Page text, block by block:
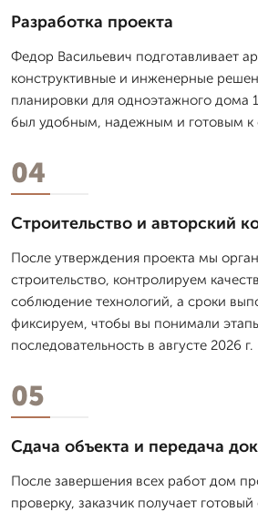
Разработка проекта
Федор Васильевич подготавливает
конструктивные и инженерные
планировки для одноэтажного дома
был удобным, надежным и готовым к
04
Строительство и авторский
После утверждения проекта мы
строительство, контролируем
соблюдение технологий, а сроки
фиксируем, чтобы вы понимали
последовательность в августе 2026 г.
05
Сдача объекта и передача
После завершения всех работ дом
проверку, заказчик получает